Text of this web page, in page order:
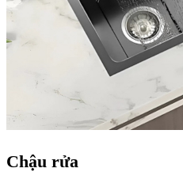
Chậu rửa